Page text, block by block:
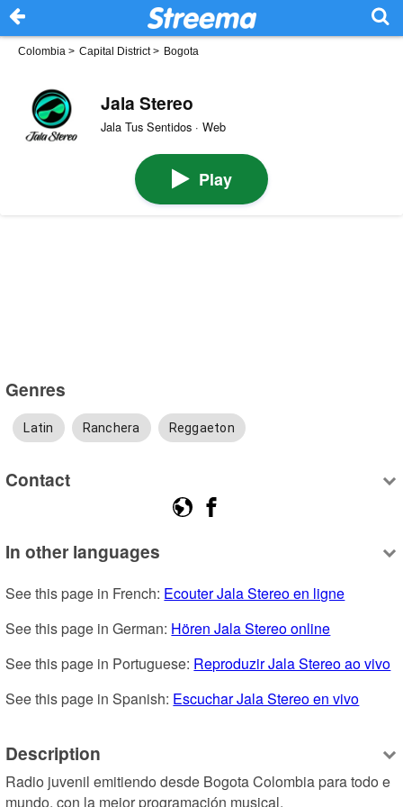
Colombia > Capital District> Bogota
Jala Stereo
Jala Tus Sentidos · Web
Play
Genres
Latin Ranchera Reggaeton
Contact
In other languages
See this page in French: Ecouter Jala Stereo en ligne
See this page in German: Hören Jala Stereo online
See this page in Portuguese: Reproduzir Jala Stereo ao vivo
See this page in Spanish: Escuchar Jala Stereo en vivo
Description
Radio juvenil emitiendo desde Bogota Colombia para todo e
mundo, con la mejor programación musical.